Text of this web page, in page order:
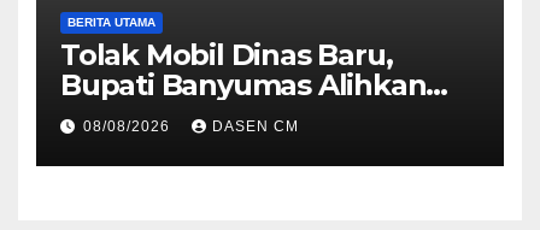
BERITA UTAMA
Tolak Mobil Dinas Baru,
Bupati Banyumas Alihkan
Anggaran Rp 1,7 Miliar untuk
90 Motor Listrik
08/08/2026 DASEN CM